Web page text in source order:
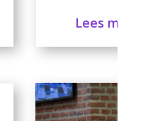
Lees meer